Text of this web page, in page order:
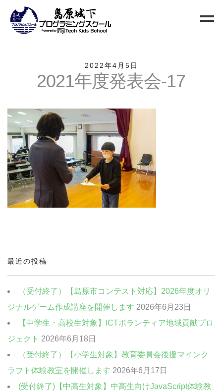
お問い合わせ
クラス
小中高校生向けクラス
QUREO初級クラス
QUREO中級クラス
電子工作部
2022年4月5日
2021年度発表会-17
最近の投稿
（受付終了）【島原市コンテスト対応】2026年度オリ
ジナルゲーム作成講座を開催します 2026年6月23日
【中学生・高校生対象】ICTボランティア地域貢献プロ
ジェクト 2026年6月18日
（受付終了）【小学生対象】教育委員会後援マインク
ラフト体験教室を開催します 2026年6月17日
(受付終了)【中高生対象】中高生向けJavaScript体験教